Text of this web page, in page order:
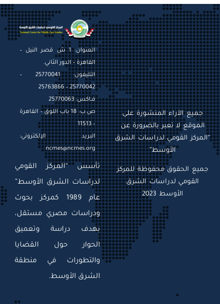
العنوان: 1 ش قصر النيل –
القاهرة – الدور الثاني.
التليفون: 25770041 –
25770042 – 25763866
فـاكس: 25770063
ص.ب: 18 باب اللوق – القاهرة
– 11513
البريد الإلكتروني:
ncmes@ncmes.org
تأسس “المركز القومي
لدراسات الشرق الأوسط”
عام 1989 كمركز بحوث
ودراسات مصري مستقل،
بهدف دراسة وتعميق
الحوار حول القضايا
والتطورات في منطقة
الشرق الأوسط.
جميع الآراء المنشورة على
الموقع لا تعبر بالضرورة عن
“المركز القومي لدراسات الشرق
الأوسط”
جميع الحقوق محفوظة للمركز
القومي لدراسات الشرق
الأوسط 2023